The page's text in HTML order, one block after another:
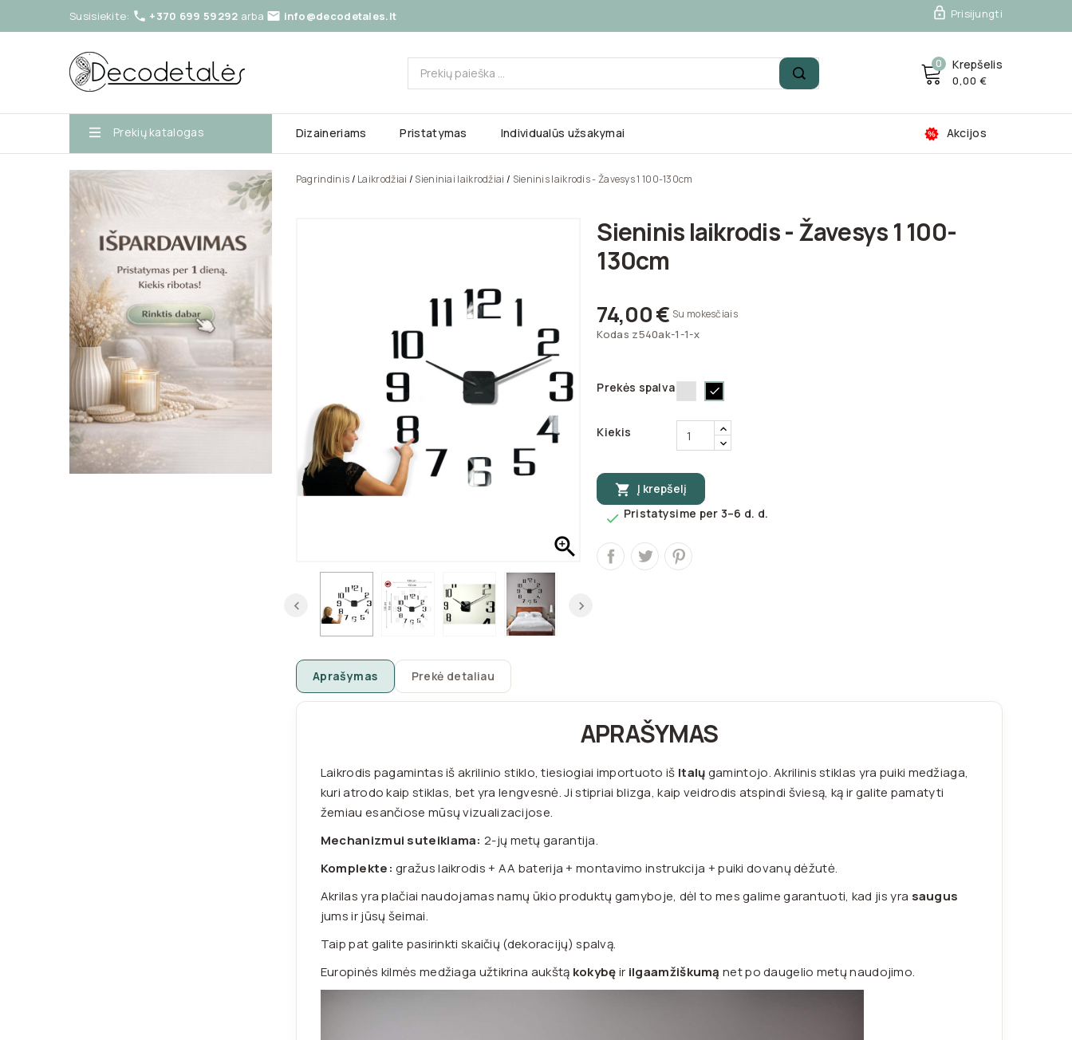
Susisiekite:  +370 699 59292 arba  info@decodetales.lt  Prisijungti
0 Krepšelis
0,00 €
Prekių katalogas Dizaineriams Pristatymas Individualūs užsakymai Akcijos
Pagrindinis Laikrodžiai Sieniniai laikrodžiai Sieninis laikrodis - Žavesys 1 100-130cm

Sieninis laikrodis - Žavesys 1 100-
130cm
74,00 € Su mokesčiais
Kodas z540ak-1-1-x
Prekės spalva Veidrodis-
Juoda-
Kiekis
 Į krepšelį
 Pristatysime per 3–6 d. d.
Aprašymas Prekė detaliau
APRAŠYMAS
Laikrodis pagamintas iš akrilinio stiklo, tiesiogiai importuoto iš Italųgamintojo. Akrilinis stiklas yra puiki medžiaga,
kuri atrodo kaip stiklas, bet yra lengvesnė. Ji stipriai blizga, kaip veidrodis atspindi šviesą, ką ir galite pamatyti
žemiau esančiose mūsų vizualizacijose.
Mechanizmui suteikiama: 2-jų metų garantija.
Komplekte: gražus laikrodis + AA baterija + montavimo instrukcija + puiki dovanų dėžutė.
Akrilas yra plačiai naudojamas namų ūkio produktų gamyboje, dėl to mes galime garantuoti, kad jis yra saugus
jums ir jūsų šeimai.
Taip pat galite pasirinkti skaičių (dekoracijų) spalvą.
Europinės kilmės medžiaga užtikrina aukštą kokybęir ilgaamžiškumą net po daugelio metų naudojimo.